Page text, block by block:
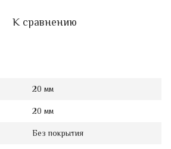
К сравнению
20 мм
20 мм
Без покрытия